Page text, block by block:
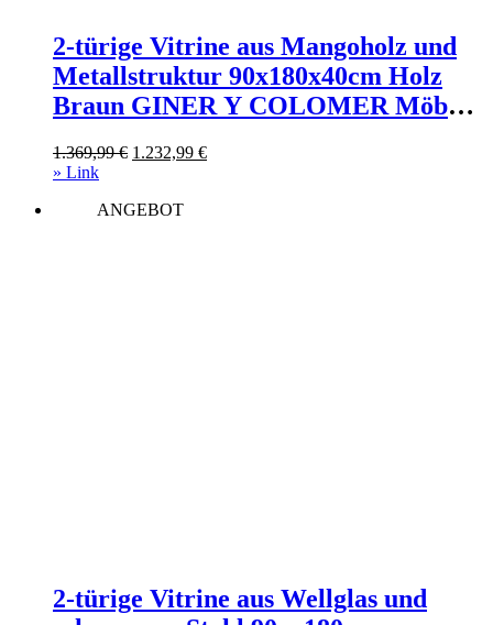
2-türige Vitrine aus Mangoholz und
Metallstruktur 90x180x40cm Holz
Braun GINER Y COLOMER Möbel
Vitrinenschrank
1.369,99€ Ursprünglicher
1.369,99 €
1.232,99 €Aktueller
» Link
ANGEBOT
2-türige Vitrine aus Wellglas und